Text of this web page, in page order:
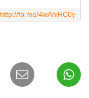
http://fb.me/4wAhiRC0y